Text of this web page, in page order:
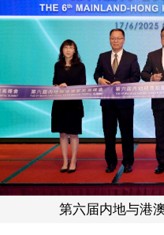
第六届内地与港